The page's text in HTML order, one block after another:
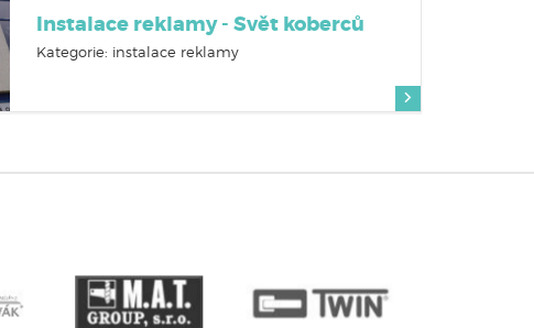
Instalace reklamy - Svět koberců
Kategorie: instalace reklamy